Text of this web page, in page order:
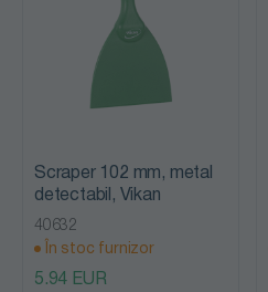
Scraper 102 mm, metal
detectabil, Vikan
40632
În stoc furnizor
5.94 EUR